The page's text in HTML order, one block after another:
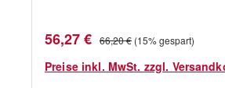
Verkaufspreis:
56,27 € Regulärer Preis:
66,20 € (15% gespart)
Preise inkl. MwSt. zzgl.